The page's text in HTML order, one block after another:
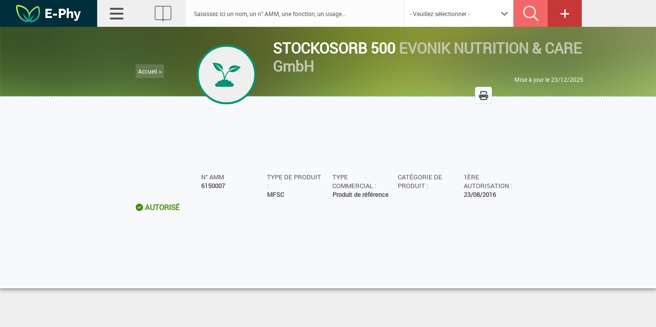
Accueil >
STOCKOSORB 500 EVONIK NUTRITION & CARE
GmbH
Mise à jour le 23/12/2025
N° AMM
6150007
TYPE DE PRODUIT
:
MFSC
TYPE
COMMERCIAL :
Produit de référence
CATÉGORIE DE
PRODUIT :
1ÈRE
AUTORISATION :
23/08/2016
AUTORISÉ